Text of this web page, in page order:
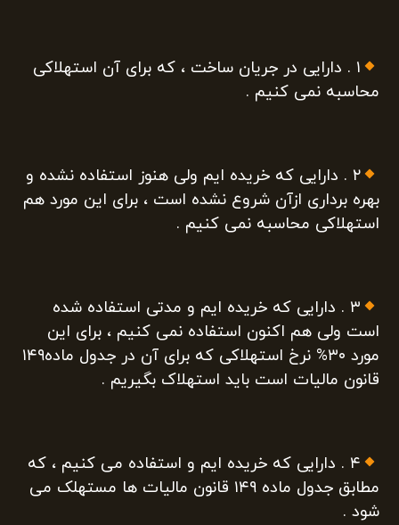
۱ . دارایی در جریان ساخت ، که برای آن استهلاکی
محاسبه نمی کنیم .
۲ . دارایی که خریده ایم ولی هنوز استفاده نشده و
بهره برداری ازآن شروع نشده است ، برای این مورد هم
استهلاکی محاسبه نمی کنیم .
۳ . دارایی که خریده ایم و مدتی استفاده شده
است ولی هم اکنون استفاده نمی کنیم ، برای این
مورد ۳۰% نرخ استهلاکی که برای آن در جدول ماده۱۴۹
قانون مالیات است باید استهلاک بگیریم .
۴ . دارایی که خریده ایم و استفاده می کنیم ، که
مطابق جدول ماده ۱۴۹ قانون مالیات ها مستهلک می
شود .